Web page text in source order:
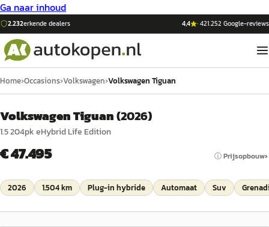
Ga naar inhoud
2.232erkende dealers 4,4 ·421.252Google-reviews
Home›Occasions›Volkswagen›Volkswagen Tiguan
Volkswagen Tiguan(2026)
1.5 204pk eHybrid Life Edition
€ 47.495 ⓘ Prijsopbouw
2026 1.504 km Plug-in hybride Automaat Suv
1/34